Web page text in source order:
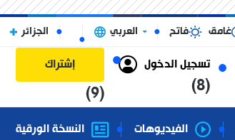
تسجيل الدخول
(8)
إشتراك
(9)
غامق فاتح العربي الجزائر
الفيديوهات النسخة الورقية